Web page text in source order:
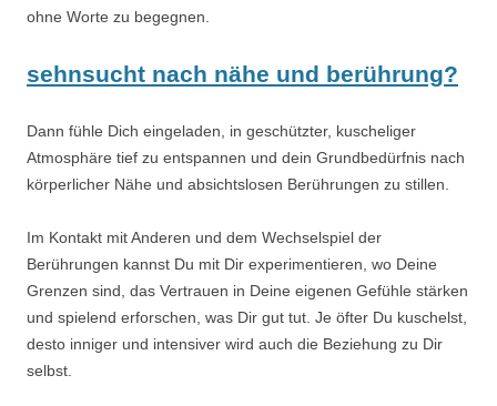
ohne Worte zu begegnen.
sehnsucht nach nähe und berührung?
Dann fühle Dich eingeladen, in geschützter, kuscheliger
Atmosphäre tief zu entspannen und dein Grundbedürfnis nach
körperlicher Nähe und absichtslosen Berührungen zu stillen.
Im Kontakt mit Anderen und dem Wechselspiel der
Berührungen kannst Du mit Dir experimentieren, wo Deine
Grenzen sind, das Vertrauen in Deine eigenen Gefühle stärken
und spielend erforschen, was Dir gut tut. Je öfter Du kuschelst,
desto inniger und intensiver wird auch die Beziehung zu Dir
selbst.